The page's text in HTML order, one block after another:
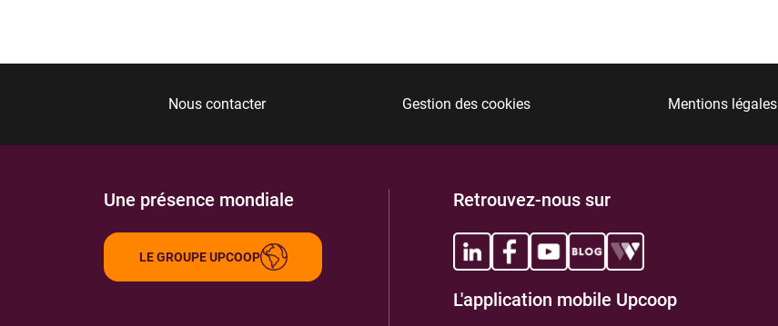
Nous contacter Gestion des cookies Mentions légales
Une présence mondiale
LE GROUPE UPCOOP
Retrouvez-nous sur
L'application mobile Upcoop